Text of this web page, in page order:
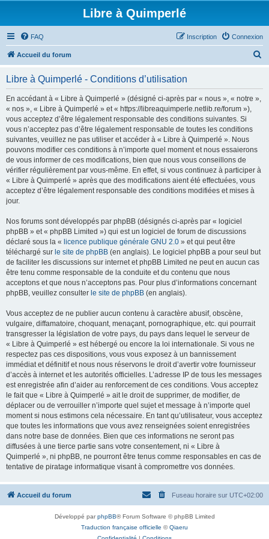
Libre à Quimperlé
FAQ Connexion
Inscription
Accueil du forum
Libre à Quimperlé - Conditions d’utilisation
En accédant à « Libre à Quimperlé » (désigné ci-après par « nous », « notre »,
« nos », « Libre à Quimperlé » et « https://libreaquimperle.netlib.re/forum »),
vous acceptez d’être légalement responsable des conditions suivantes. Si
vous n’acceptez pas d’être légalement responsable de toutes les conditions
suivantes, veuillez ne pas utiliser et accéder à « Libre à Quimperlé ». Nous
pouvons modifier ces conditions à n’importe quel moment et nous essaierons
de vous informer de ces modifications, bien que nous vous conseillons de
vérifier régulièrement par vous-même. En effet, si vous continuez à participer à
« Libre à Quimperlé » après que des modifications aient été effectuées, vous
acceptez d’être légalement responsable des conditions modifiées et mises à
jour.
Nos forums sont développés par phpBB (désignés ci-après par « logiciel
phpBB » et « phpBB Limited ») qui est un logiciel de forum de discussions
déclaré sous la « licence publique générale GNU 2.0 » et qui peut être
téléchargé sur le site de phpBB (en anglais). Le logiciel phpBB a pour seul but
de faciliter les discussions sur internet et phpBB Limited ne peut en aucun cas
être tenu comme responsable de la conduite et du contenu que nous
acceptons et que nous n’acceptons pas. Pour plus d’informations concernant
phpBB, veuillez consulter le site de phpBB (en anglais).
Vous acceptez de ne publier aucun contenu à caractère abusif, obscène,
vulgaire, diffamatoire, choquant, menaçant, pornographique, etc. qui pourrait
transgresser la législation de votre pays, du pays dans lequel le serveur de
« Libre à Quimperlé » est hébergé ou encore la loi internationale. Si vous ne
respectez pas ces dispositions, vous vous exposez à un bannissement
immédiat et définitif et nous nous réservons le droit d’avertir votre fournisseur
d’accès à internet et les autorités officielles. L’adresse IP de tous les messages
est enregistrée afin d’aider au renforcement de ces conditions. Vous acceptez
le fait que « Libre à Quimperlé » ait le droit de supprimer, de modifier, de
déplacer ou de verrouiller n’importe quel sujet et message à n’importe quel
moment si nous estimons cela nécessaire. En tant qu’utilisateur, vous acceptez
que toutes les informations que vous avez renseignées soient enregistrées
dans notre base de données. Bien que ces informations ne seront pas
diffusées à une tierce partie sans votre consentement, ni « Libre à
Quimperlé », ni phpBB, ne pourront être tenus comme responsables en cas de
tentative de piratage informatique visant à compromettre vos données.
Accueil du forum Fuseau horaire sur UTC+02:00
Développé parphpBB® Forum Software © phpBB Limited
Traduction française officielle ©Qiaeru